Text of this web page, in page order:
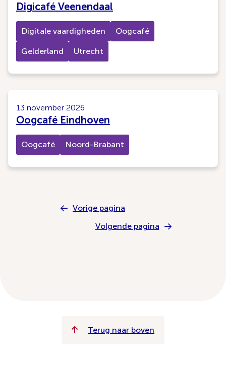
Digicafé Veenendaal
Digitale vaardigheden Oogcafé
Gelderland Utrecht
13 november 2026
Oogcafé Eindhoven
Oogcafé Noord-Brabant
Vorige pagina
Volgende pagina
Terug naar boven